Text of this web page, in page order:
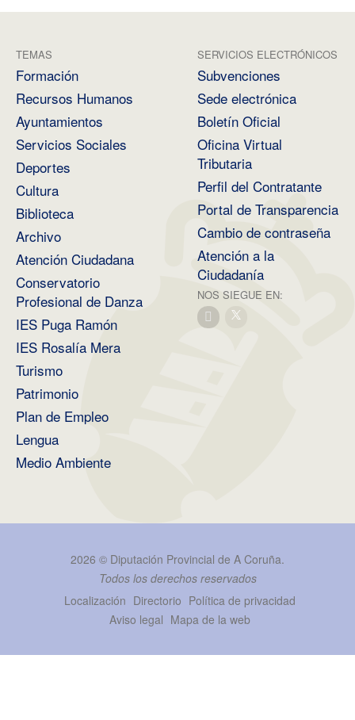
TEMAS
Formación
Recursos Humanos
Ayuntamientos
Servicios Sociales
Deportes
Cultura
Biblioteca
Archivo
Atención Ciudadana
Conservatorio
Profesional de Danza
IES Puga Ramón
IES Rosalía Mera
Turismo
Patrimonio
Plan de Empleo
Lengua
Medio Ambiente
SERVICIOS ELECTRÓNICOS
Subvenciones
Sede electrónica
Boletín Oficial
Oficina Virtual
Tributaria
Perfil del Contratante
Portal de Transparencia
Cambio de contraseña
Atención a la
Ciudadanía
NOS SIEGUE EN:
2026 © Diputación Provincial de A Coruña.
Todos los derechos reservados
Localización Directorio Política de privacidad
Aviso legal Mapa de la web